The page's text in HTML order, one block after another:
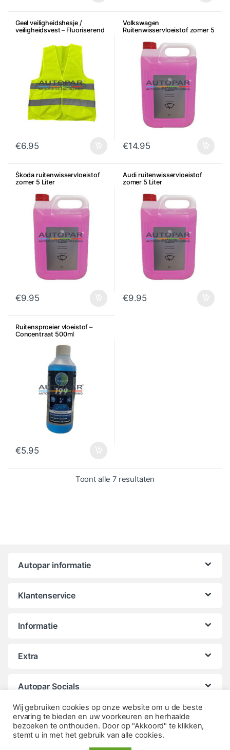
Geel veiligheidshesje /
veiligheidsvest – Fluoriserend
€6.95
Volkswagen
Ruitenwisservloeistof zomer 5
€14.95
Škoda ruitenwisservloeistof
zomer 5 Liter
€9.95
Audi ruitenwisservloeistof
zomer 5 Liter
€9.95
Ruitensproeier vloeistof –
Concentraat 500ml
€5.95
Toont alle 7 resultaten
Autopar informatie
Klantenservice
Informatie
Extra
Autopar Socials
Wij gebruiken cookies op onze website om u de beste
ervaring te bieden en uw voorkeuren en herhaalde
bezoeken te onthouden. Door op "Akkoord" te klikken,
stemt u in met het gebruik van alle cookies.